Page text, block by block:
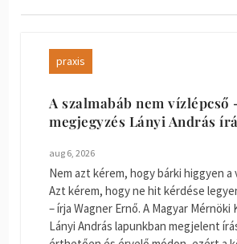
praxis
A szalmabáb nem vízlépcső
megjegyzés Lányi András
aug 6, 2026
Nem azt kérem, hogy bárki higgyen a
Azt kérem, hogy ne hit kérdése
– írja Wagner Ernő. A Magyar Mérnöki
Lányi András lapunkban megjelent